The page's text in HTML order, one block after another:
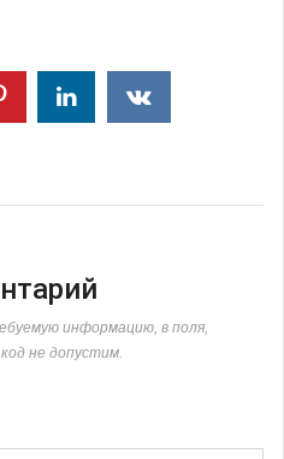
информацию, в поля,
не допустим.